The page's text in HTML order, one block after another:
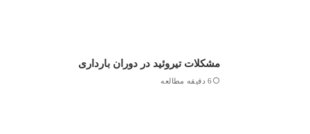
مشکلات تیروئید در دوران بارداری
6 دقیقه مطالعه